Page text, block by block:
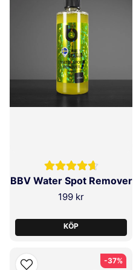
BBV Water Spot Remover
199 kr
KÖP
-37%